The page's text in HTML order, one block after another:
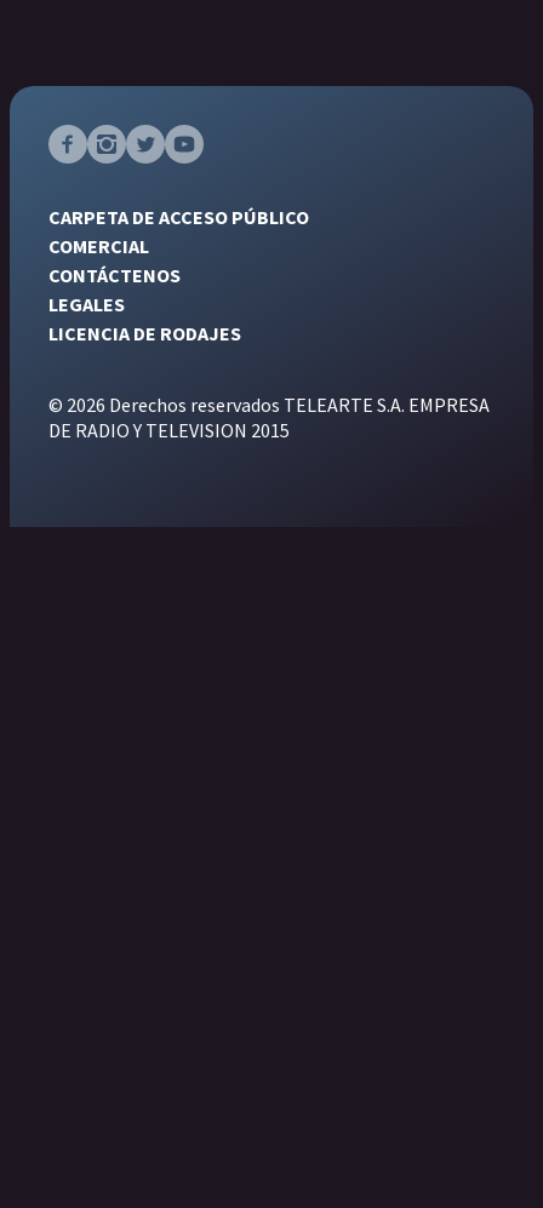
CARPETA DE ACCESO PÚBLICO
COMERCIAL
CONTÁCTENOS
LEGALES
LICENCIA DE RODAJES
© 2026 Derechos reservados TELEARTE S.A. EMPRESA
DE RADIO Y TELEVISION 2015